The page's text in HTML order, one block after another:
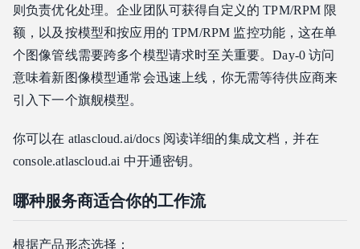
则负责优化处理。企业团队可获得自定义的 TPM/RPM 限
额，以及按模型和按应用的 TPM/RPM 监控功能，这在单
个图像管线需要跨多个模型请求时至关重要。Day-0 访问
意味着新图像模型通常会迅速上线，你无需等待供应商来
引入下一个旗舰模型。
你可以在 atlascloud.ai/docs 阅读详细的集成文档，并在
console.atlascloud.ai 中开通密钥。
哪种服务商适合你的工作流
根据产品形态选择：